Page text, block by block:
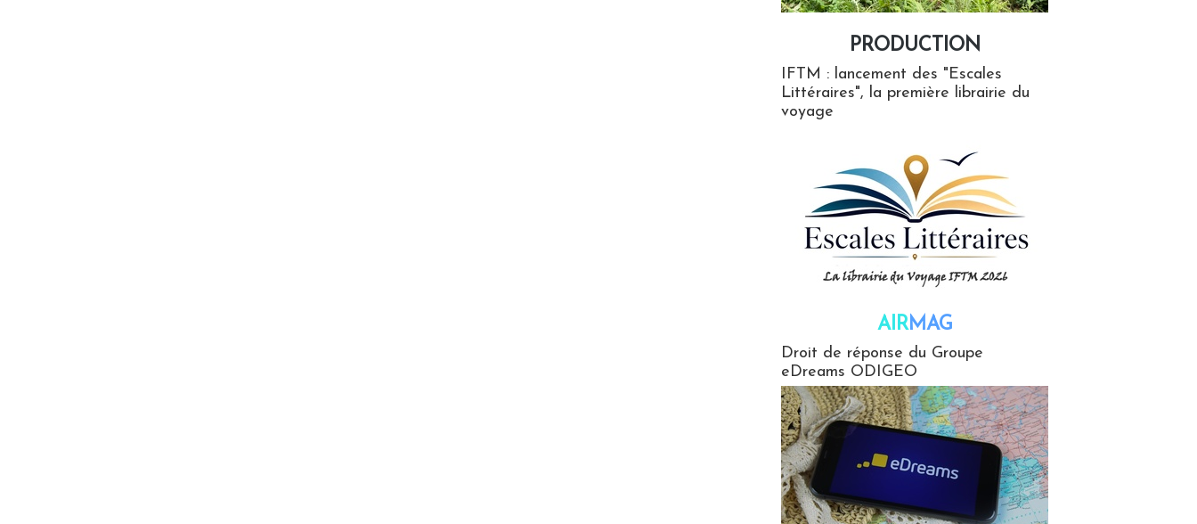
PRODUCTION
IFTM : lancement des "Escales
Littéraires", la première librairie du
voyage
AIRMAG
Droit de réponse du Groupe
eDreams ODIGEO